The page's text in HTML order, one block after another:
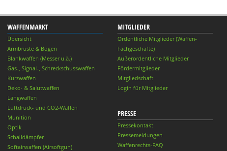
WAFFENMARKT
Übersicht
Armbrüste & Bögen
Blankwaffen (Messer u.ä.)
Gas-, Signal-, Schreckschusswaffen
Kurzwaffen
Deko- & Salutwaffen
Langwaffen
Luftdruck- und CO2-Waffen
Munition
Optik
Schalldämpfer
Softairwaffen (Airsoftgun)
MITGLIEDER
Ordentliche Mitglieder (Waffen-
Fachgeschäfte)
Außerordentliche Mitglieder
Fördermitglieder
Mitgliedschaft
Login für Mitglieder
PRESSE
Pressekontakt
Pressemeldungen
Waffenrechts-FAQ